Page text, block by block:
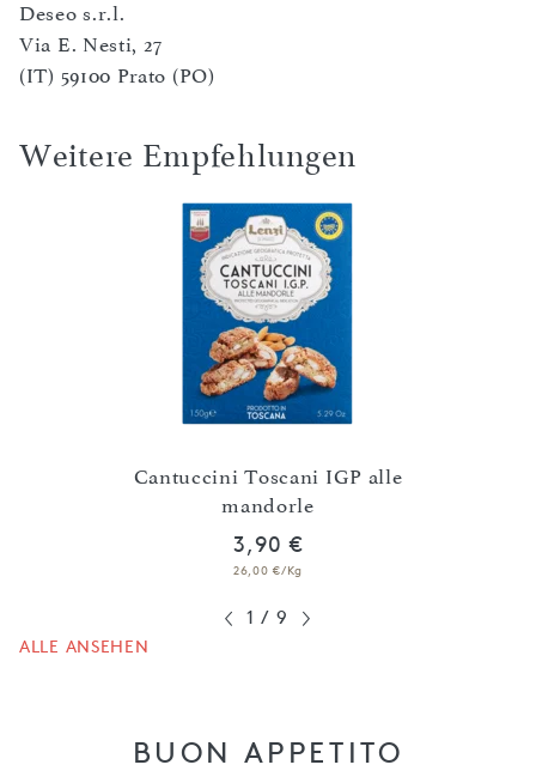
Deseo s.r.l.
Via E. Nesti, 27
(IT) 59100 Prato (PO)
Weitere Empfehlungen
Cantuccini Toscani IGP alle
mandorle
3,90 €
26,00 €/Kg
1 / 9
ALLE ANSEHEN
BUON APPETITO